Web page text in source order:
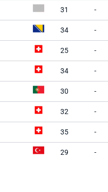
31 -
34 -
25 -
34 -
30 -
32 -
35 -
29 -